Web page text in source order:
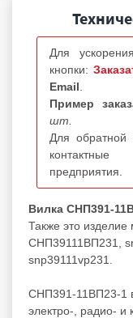
Для
кнопки:
Email
Пример
шт.
Для обратной
предприятия.
Вилка СНП391-
Также это
СНП39111ВП231,
snp39111vp231.
СНП391-11ВП23-1
электро-, радио- и